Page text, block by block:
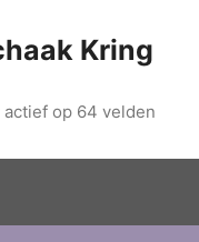
Kring
actief op 64 velden